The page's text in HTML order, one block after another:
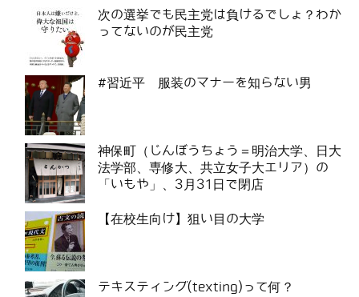
次の選挙でも民主党は負けるでしょ？わか
ってないのが民主党
#習近平 服装のマナーを知らない男
神保町（じんぼうちょう＝明治大学、日大
法学部、専修大、共立女子大エリア）の
「いもや」、3月31日で閉店
【在校生向け】狙い目の大学
テキスティング(texting)って何？